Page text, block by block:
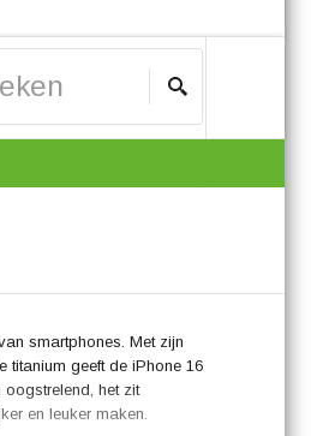
smartphones. Met zijn
titanium geeft de iPhone 16
het zit
en leuker maken.